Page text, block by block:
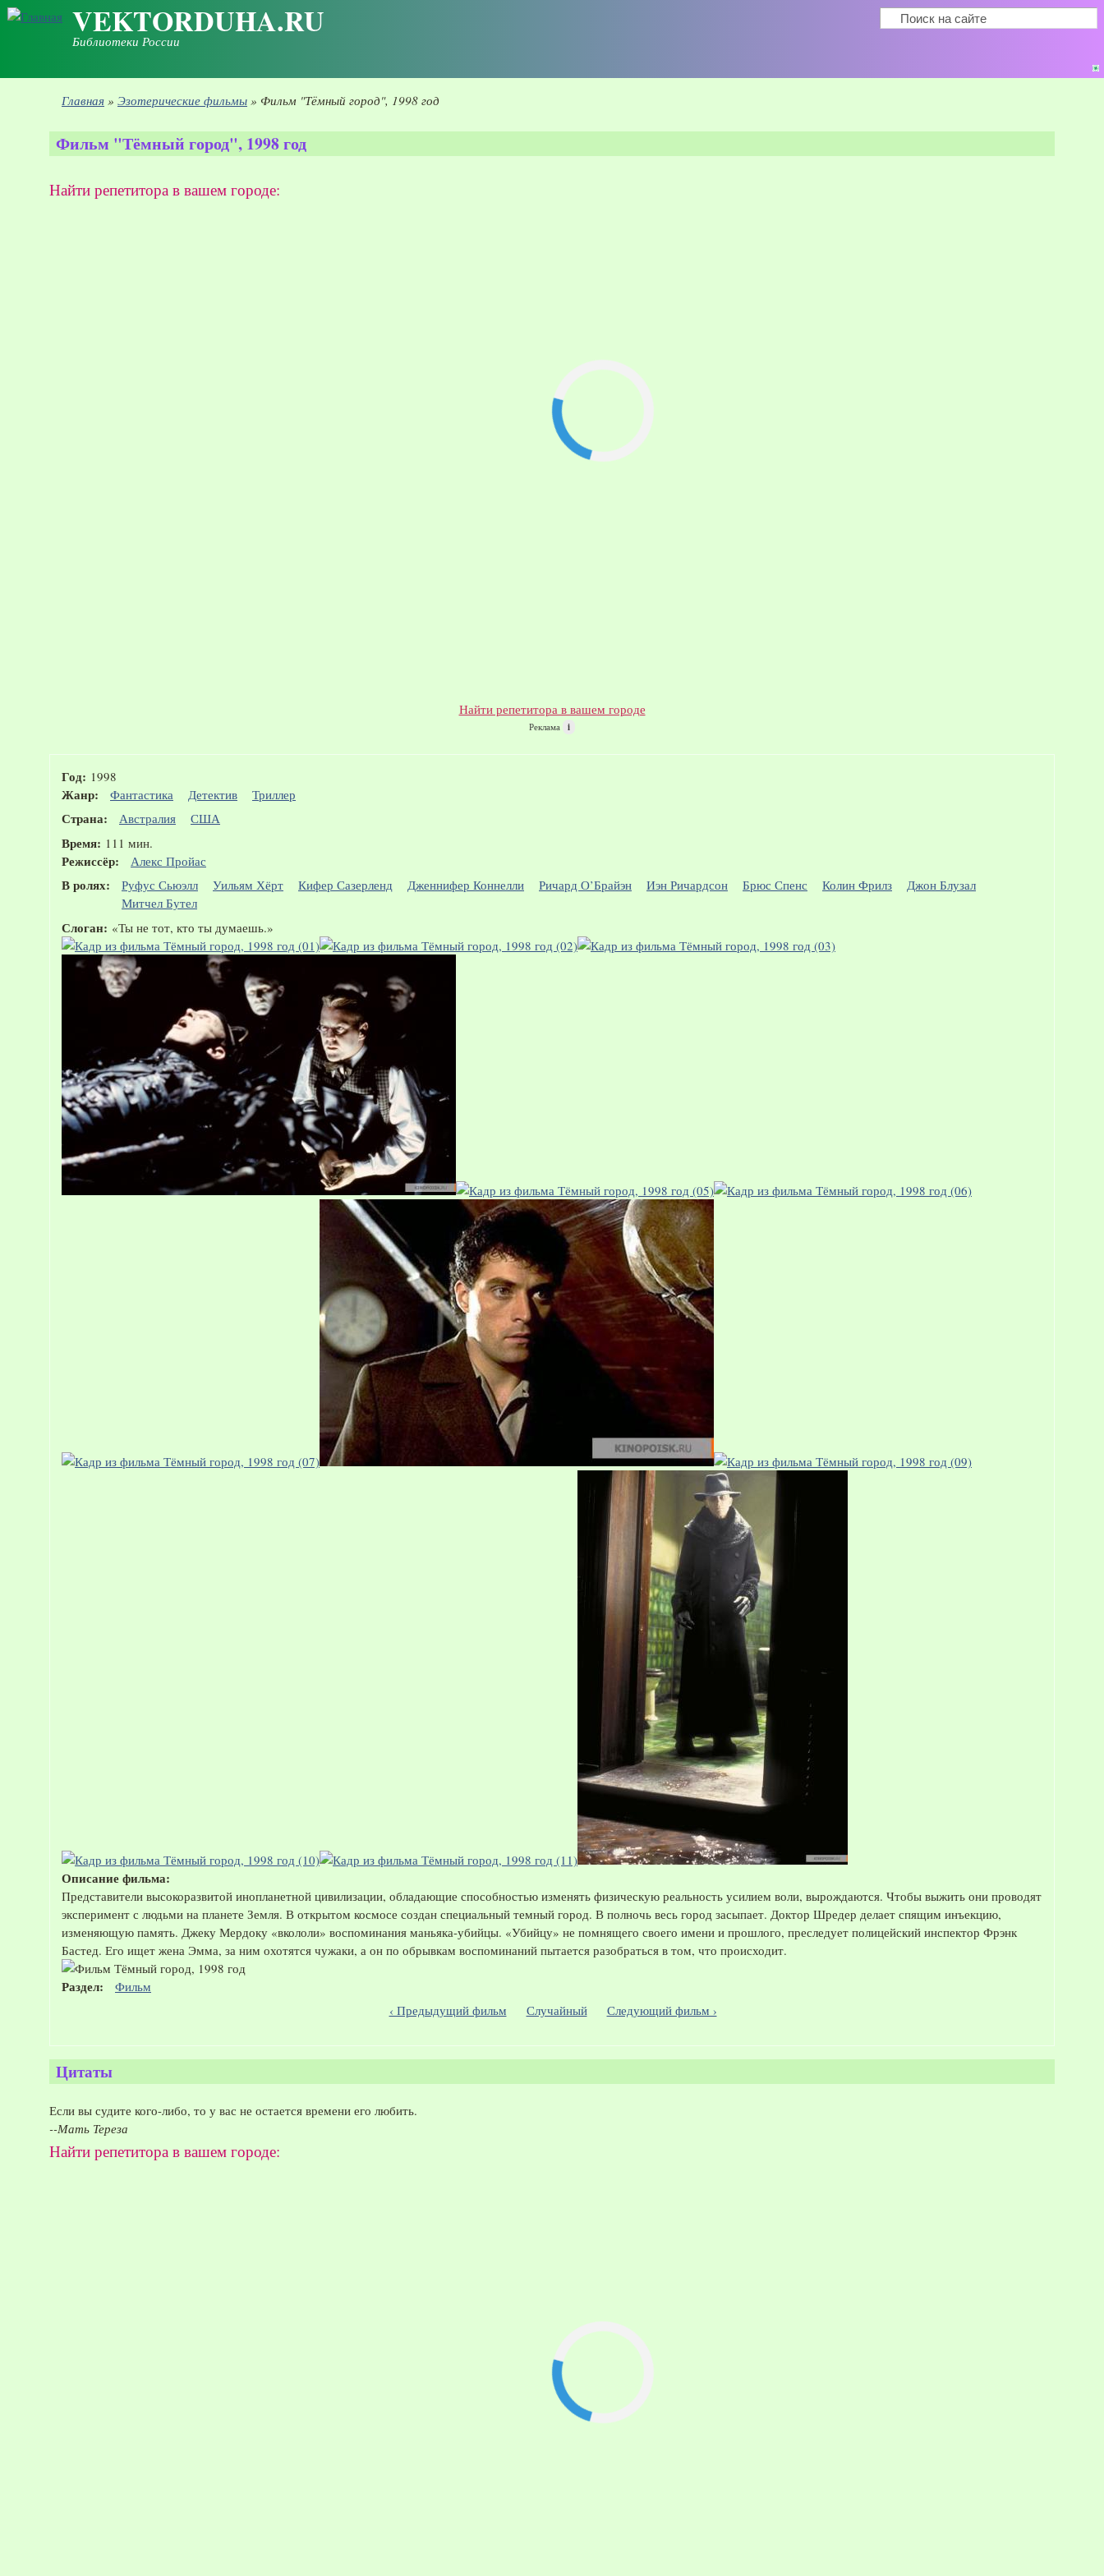
Перейти к основному содержанию
VEKTORDUHA.RU
Библиотеки России
Форма поиска
Поиск
Вы здесь
Главная » Эзотерические фильмы » Фильм "Тёмный город", 1998 год
Фильм "Тёмный город", 1998 год
Найти репетитора в вашем городе:
Найти репетитора в вашем городе
Реклама i
Год: 1998
Жанр: Фантастика Детектив Триллер
Страна: Австралия США
Время: 111 мин.
Режиссёр: Алекс Пройас
В ролях: Руфус Сьюэлл Уильям Хёрт Кифер Сазерленд Дженнифер Коннелли Ричард О’Брайэн Иэн Ричардсон Брюс Спенс Колин Фрилз
Джон Блузал
Митчел Бутел
Слоган: «Ты не тот, кто ты думаешь.»
Описание фильма:
Представители высокоразвитой инопланетной цивилизации, обладающие способностью изменять физическую реальность усилием воли, вырождаются. Чтобы выжить они проводят
эксперимент с людьми на планете Земля. В открытом космосе создан специальный темный город. В полночь весь город засыпает. Доктор Шредер делает спящим инъекцию,
изменяющую память. Джеку Мердоку «вкололи» воспоминания маньяка-убийцы. «Убийцу» не помнящего своего имени и прошлого, преследует полицейский инспектор Фрэнк
Бастед. Его ищет жена Эмма, за ним охотятся чужаки, а он по обрывкам воспоминаний пытается разобраться в том, что происходит.
Раздел:
Фильм
‹ Предыдущий фильм
Случайный Следующий фильм ›
Цитаты
Если вы судите кого-либо, то у вас не остается времени его любить.
--Мать Тереза
Найти репетитора в вашем городе: